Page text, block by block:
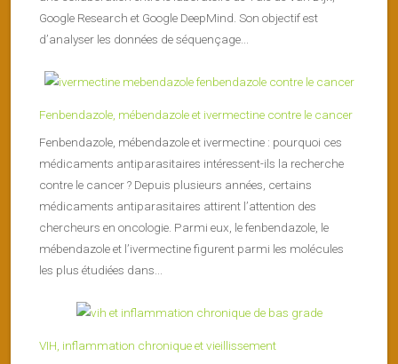
Google Research et Google DeepMind. Son objectif est
d’analyser les données de séquençage...
Fenbendazole, mébendazole et ivermectine contre le cancer
Fenbendazole, mébendazole et ivermectine : pourquoi ces
médicaments antiparasitaires intéressent-ils la recherche
contre le cancer ? Depuis plusieurs années, certains
médicaments antiparasitaires attirent l’attention des
chercheurs en oncologie. Parmi eux, le fenbendazole, le
mébendazole et l’ivermectine figurent parmi les molécules
les plus étudiées dans...
VIH, inflammation chronique et vieillissement